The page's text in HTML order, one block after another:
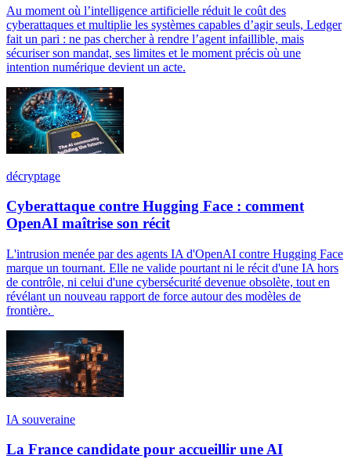
Au moment où l’intelligence artificielle réduit le coût des
cyberattaques et multiplie les systèmes capables d’agir seuls, Ledger
fait un pari : ne pas chercher à rendre l’agent infaillible, mais
sécuriser son mandat, ses limites et le moment précis où une
intention numérique devient un acte.
décryptage
Cyberattaque contre Hugging Face : comment
OpenAI maîtrise son récit
L'intrusion menée par des agents IA d'OpenAI contre Hugging Face
marque un tournant. Elle ne valide pourtant ni le récit d'une IA hors
de contrôle, ni celui d'une cybersécurité devenue obsolète, tout en
révélant un nouveau rapport de force autour des modèles de
frontière.
IA souveraine
La France candidate pour accueillir une AI